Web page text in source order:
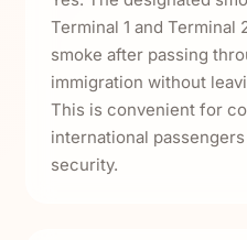
Terminal 1 and Terminal
smoke after passing
immigration without
This is convenient for
international
security.